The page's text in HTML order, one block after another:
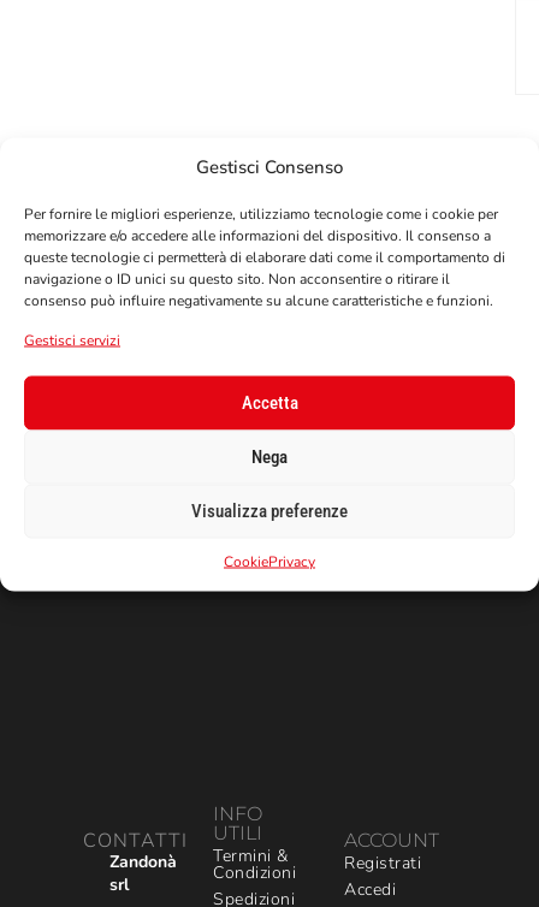
Gestisci Consenso
Per fornire le migliori esperienze, utilizziamo tecnologie come i cookie per
memorizzare e/o accedere alle informazioni del dispositivo. Il consenso a
queste tecnologie ci permetterà di elaborare dati come il comportamento di
navigazione o ID unici su questo sito. Non acconsentire o ritirare il
consenso può influire negativamente su alcune caratteristiche e funzioni.
Gestisci servizi
Accetta
Nega
Visualizza preferenze
CookiePrivacy
OTTIENI IL 10% DI SCONTO
SUL TUO PRIMO ORDINE!
CONTATTI
Zandonà
srl
INFO
UTILI
Termini &
Condizioni
Spedizioni
ACCOUNT
Registrati
Accedi